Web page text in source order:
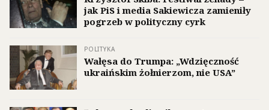
jak PiS i media Sakiewicza zamieniły
pogrzeb w polityczny cyrk
POLITYKA
Wałęsa do Trumpa: „Wdzięczność
ukraińskim żołnierzom, nie USA”